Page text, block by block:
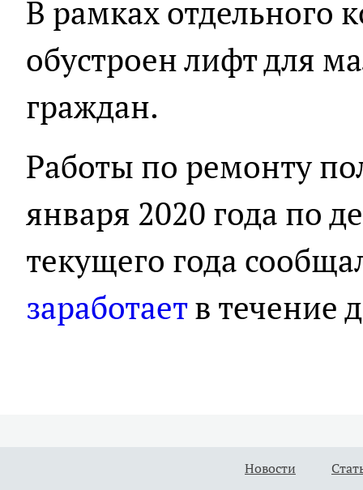
В рамках отдельного
обустроен лифт для
граждан.
Работы по ремонту
января 2020 года по
текущего года
заработаетв течение
Новости